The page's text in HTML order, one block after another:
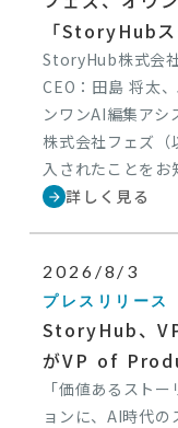
「StoryHub
StoryHub株式会
CEO：田島 将太
ンワンAI編集アシ
株式会社フェズ（
入されたことをお
arrow_forward 詳しく見る
2026/8/3
プレスリリース
StoryHub、
がVP of
「価値あるスト
ョンに、AI時代